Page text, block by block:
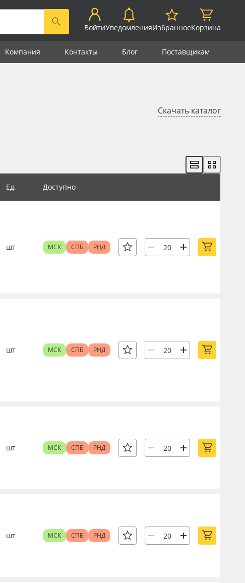
ВойтиУведомленияИзбранноеКорзина
Компания Контакты Блог Поставщикам
Скачать каталог
Ед. Доступно
шт МСК СПБ РНД
шт МСК СПБ РНД
шт МСК СПБ РНД
шт МСК СПБ РНД